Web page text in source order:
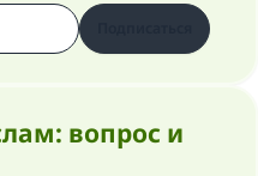
вопрос и